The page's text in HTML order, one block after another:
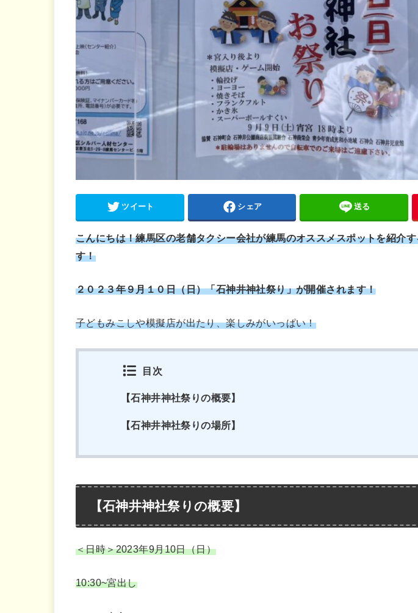
ツイート シェア 送る
こんにちは！練馬区の老舗タクシー会社が練馬のオススメスポットを紹介
す！
２０２３年９月１０日（日）「石神井神社祭り」が開催されます！
子どもみこしや模擬店が出たり、楽しみがいっぱい！
目次
【石神井神社祭りの概要】
【石神井神社祭りの場所】
【石神井神社祭りの概要】
＜日時＞2023年9月10日（日）
10:30~宮出し